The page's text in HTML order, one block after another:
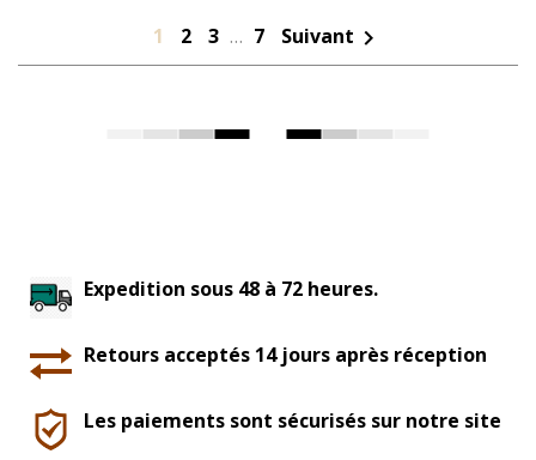
1 2 3 … 7 Suivant 
Expedition sous 48 à 72 heures.
Retours acceptés 14 jours après réception
Les paiements sont sécurisés sur notre site